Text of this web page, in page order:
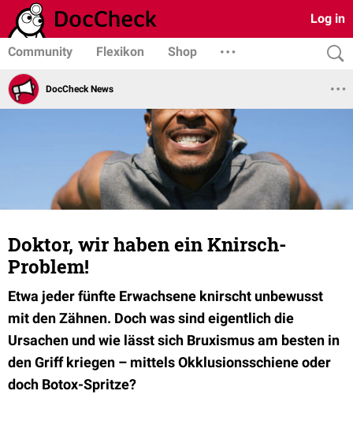
Log in
Community Flexikon Shop
DocCheck News
Doktor, wir haben ein Knirsch-
Problem!
Etwa jeder fünfte Erwachsene knirscht unbewusst
mit den Zähnen. Doch was sind eigentlich die
Ursachen und wie lässt sich Bruxismus am besten in
den Griff kriegen – mittels Okklusionsschiene oder
doch Botox-Spritze?